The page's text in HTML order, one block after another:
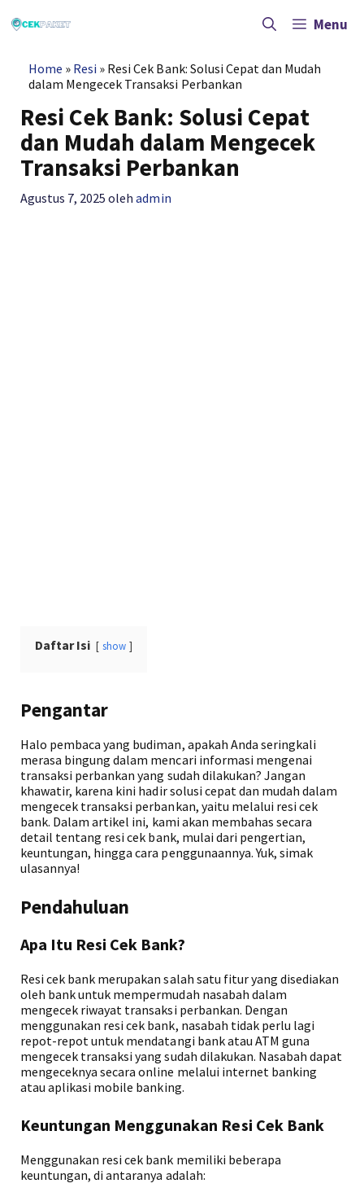
ke
Menu
Home » Resi » Resi Cek Bank: Solusi Cepat dan Mudah
dalam Mengecek Transaksi Perbankan
Resi Cek Bank: Solusi Cepat
dan Mudah dalam Mengecek
Transaksi Perbankan
Agustus 7, 2025 olehadmin
Daftar Isi show
Pengantar
Halo pembaca yang budiman, apakah Anda seringkali
merasa bingung dalam mencari informasi mengenai
transaksi perbankan yang sudah dilakukan? Jangan
khawatir, karena kini hadir solusi cepat dan mudah dalam
mengecek transaksi perbankan, yaitu melalui resi cek
bank. Dalam artikel ini, kami akan membahas secara
detail tentang resi cek bank, mulai dari pengertian,
keuntungan, hingga cara penggunaannya. Yuk, simak
ulasannya!
Pendahuluan
Apa Itu Resi Cek Bank?
Resi cek bank merupakan salah satu fitur yang disediakan
oleh bank untuk mempermudah nasabah dalam
mengecek riwayat transaksi perbankan. Dengan
menggunakan resi cek bank, nasabah tidak perlu lagi
repot-repot untuk mendatangi bank atau ATM guna
mengecek transaksi yang sudah dilakukan. Nasabah dapat
mengeceknya secara online melalui internet banking
atau aplikasi mobile banking.
Keuntungan Menggunakan Resi Cek Bank
Menggunakan resi cek bank memiliki beberapa
keuntungan, di antaranya adalah: